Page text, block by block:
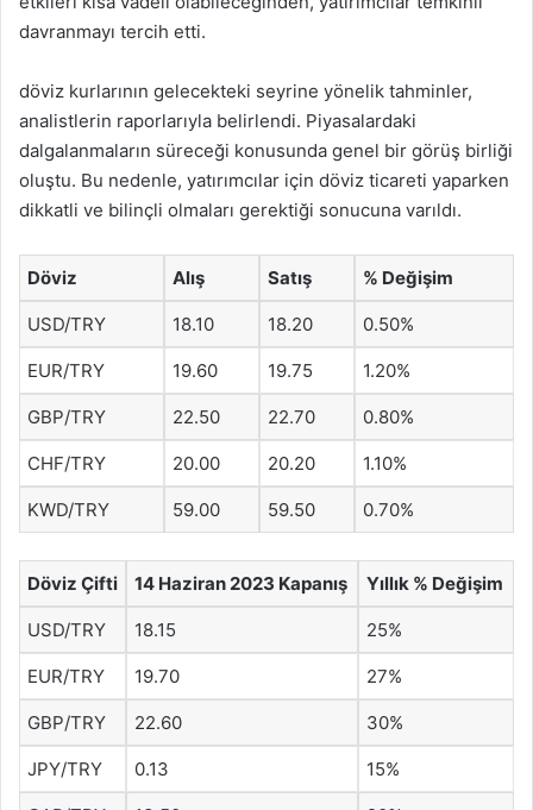
davranmayı tercih etti.
döviz kurlarının gelecekteki seyrine yönelik tahminler,
analistlerin raporlarıyla belirlendi. Piyasalardaki
dalgalanmaların süreceği konusunda genel bir görüş birliği
oluştu. Bu nedenle, yatırımcılar için döviz ticareti yaparken
dikkatli ve bilinçli olmaları gerektiği sonucuna varıldı.
Döviz Alış Satış % Değişim
USD/TRY 18.10 18.20 0.50%
EUR/TRY 19.60 19.75 1.20%
GBP/TRY 22.50 22.70 0.80%
CHF/TRY 20.00 20.20 1.10%
KWD/TRY 59.00 59.50 0.70%
Döviz Çifti 14 Haziran 2023 Kapanış Yıllık % Değişim
USD/TRY 18.15 25%
EUR/TRY 19.70 27%
GBP/TRY 22.60 30%
JPY/TRY 0.13 15%